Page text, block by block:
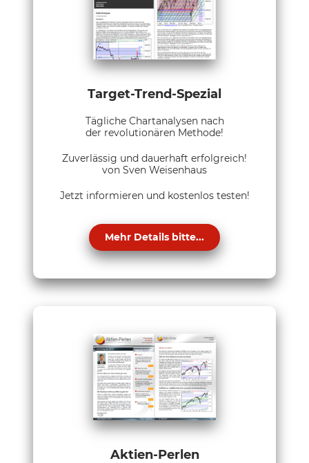
Target-Trend-Spezial
Tägliche Chartanalysen nach
der revolutionären Methode!
Zuverlässig und dauerhaft erfolgreich!
von Sven Weisenhaus
Jetzt informieren und kostenlos testen!
Mehr Details bitte...
Aktien-Perlen